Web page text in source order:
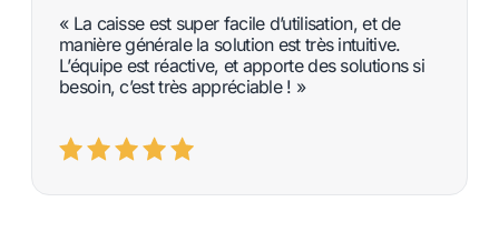
« La caisse est super facile d’utilisation, et de
manière générale la solution est très intuitive.
L’équipe est réactive, et apporte des solutions si
besoin, c’est très appréciable ! »